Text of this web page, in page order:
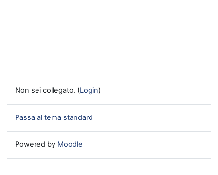
Non sei collegato. (Login)
Passa al tema standard
Powered by Moodle